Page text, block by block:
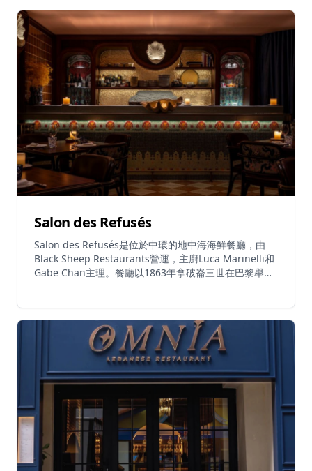
則提供中環最誘人的戶外用餐空間之一,非常適合黃昏時
段飲酒和悠閒的晚間聚會。營業時間為星期一至四中午
12時至午夜12時,星期五中午12時至凌晨1時,星期六下午
3時至凌晨1時,星期日休息。餐廳鼓勵輕鬆的用餐方式,客
人可以在工作日午餐時光顧、晚上來喝酒配小食,或在週
六晚上享受完整的用餐體驗。音樂、設計和美食在這裡同
樣重要,使 Migas 成為一個值得花時間停留的地方,而不
僅僅是用餐的場所。
Salon des Refusés
Salon des Refusés是位於中環的地中海海鮮餐廳，由
Black Sheep Restaurants營運，主廚Luca Marinelli和
Gabe Chan主理。餐廳以1863年拿破崙三世在巴黎舉辦
確保每次用餐體驗都獨一無二。招牌菜式包括鱈魚子醬配
蘿蔔、日本沙丁魚多士配日本番茄及坎塔布里亞鯷魚、北
海道海膽多士配海藻牛油、藍鰭吞拿魚薄片配卡拉布里亞
辣椒油、北海道帶子配保樂酒醬汁及西西里開心果碎、馬
友配清爽醬汁，以及紅蝦蛋黃醬意粉。餐廳氛圍優雅低
調，比鄰近的姊妹餐廳Jean-Pierre更小巧精緻。建議提
前預訂以獲得最佳用餐體驗。